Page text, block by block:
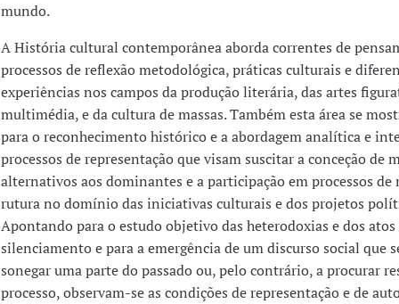
mundo.
A História cultural contemporânea aborda correntes de
processos de reflexão metodológica, práticas culturais e
experiências nos campos da produção literária, das artes
multimédia, e da cultura de massas. Também esta área se
para o reconhecimento histórico e a abordagem analítica e
processos de representação que visam suscitar a conceção de
alternativos aos dominantes e a participação em processos de
rutura no domínio das iniciativas culturais e dos projetos
Apontando para o estudo objetivo das heterodoxias e dos atos
silenciamento e para a emergência de um discurso social que
sonegar uma parte do passado ou, pelo contrário, a procurar
processo, observam-se as condições de representação e de